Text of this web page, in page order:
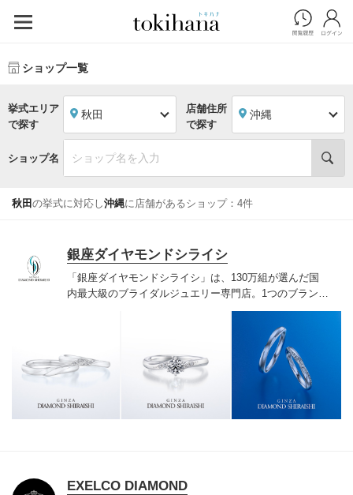
ショップ一覧
挙式エリア
で探す
秋田
店舗住所
で探す
沖縄
ショップ名
秋田 の挙式に対応し沖縄に店舗があるショップ：4件
銀座ダイヤモンドシライシ
「銀座ダイヤモンドシライシ」は、130万組が選んだ国
内最大級のブライダルジュエリー専門店。1つのブランド
では国内最大級の700種類以上の豊富なデザインを取り
揃え、ふたりの「似合う」と「好き」を同時に叶えた満
足の選択ができる指輪をご提案しています。多くのお客
様にご満足いただけている、一生身に着けるための指輪
のクオリティや購入後のアフターサービスをぜひ一度店
頭でお確かめください。
EXELCO DIAMOND